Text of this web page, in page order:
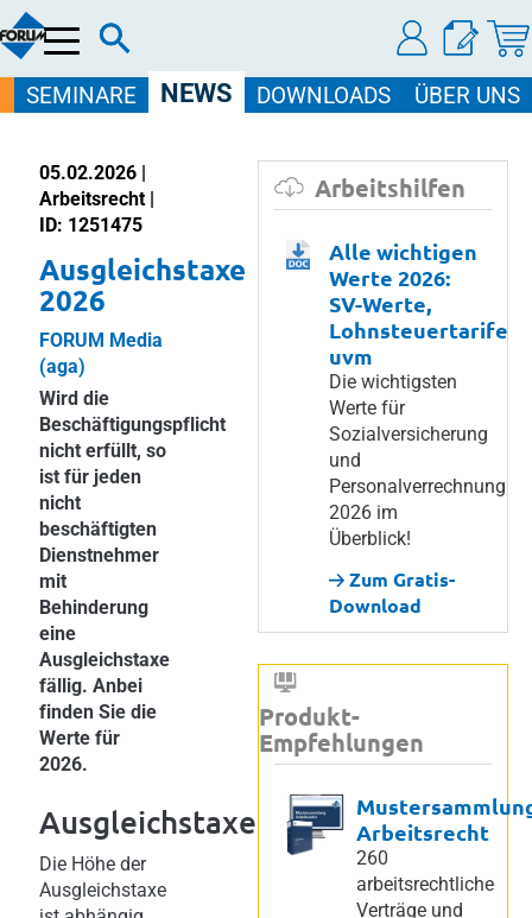
Menü
SEMINARE NEWS DOWNLOADS ÜBER UNS
05.02.2026 |
Arbeitsrecht |
ID: 1251475
Ausgleichstaxe
2026
FORUM Media
(aga)
Wird die
Beschäftigungspflicht
nicht erfüllt, so
ist für jeden
nicht
beschäftigten
Dienstnehmer
mit
Behinderung
eine
Ausgleichstaxe
fällig. Anbei
finden Sie die
Werte für
2026.
Ausgleichstaxe
Die Höhe der
Ausgleichstaxe
Arbeitshilfen
Alle wichtigen
Werte 2026:
SV-Werte,
Lohnsteuertarife
uvm
Die wichtigsten
Werte für
Sozialversicherung
und
Personalverrechnung
2026 im
Überblick!
Zum Gratis-
Download
Produkt-
Empfehlungen
Arbeitsrecht
260
arbeitsrechtliche
Verträge und